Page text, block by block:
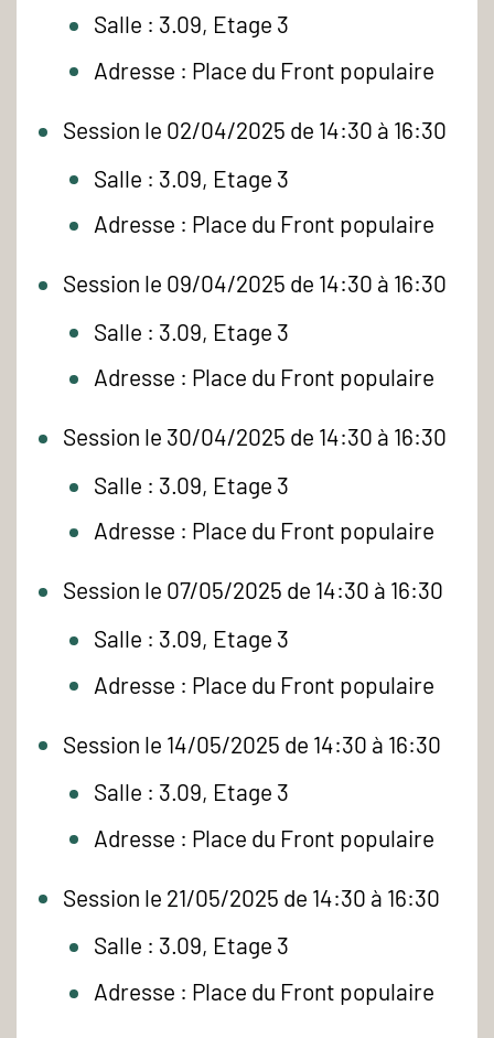
Salle : 3.09, Etage 3
Adresse : Place du Front populaire
Session le 02/04/2025 de 14:30 à 16:30
Salle : 3.09, Etage 3
Adresse : Place du Front populaire
Session le 09/04/2025 de 14:30 à 16:30
Salle : 3.09, Etage 3
Adresse : Place du Front populaire
Session le 30/04/2025 de 14:30 à 16:30
Salle : 3.09, Etage 3
Adresse : Place du Front populaire
Session le 07/05/2025 de 14:30 à 16:30
Salle : 3.09, Etage 3
Adresse : Place du Front populaire
Session le 14/05/2025 de 14:30 à 16:30
Salle : 3.09, Etage 3
Adresse : Place du Front populaire
Session le 21/05/2025 de 14:30 à 16:30
Salle : 3.09, Etage 3
Adresse : Place du Front populaire